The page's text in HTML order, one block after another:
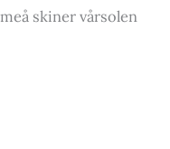
skiner vårsolen